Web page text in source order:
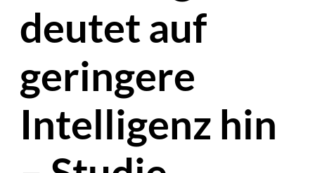
deutet auf
geringere
Intelligenz hin